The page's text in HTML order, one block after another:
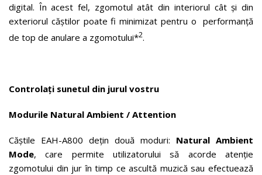
digital. În acest fel, zgomotul atât din interiorul cât și din
exteriorul căștilor poate fi minimizat pentru o performanță
de top de anulare a zgomotului*2.
Controlați sunetul din jurul vostru
Modurile Natural Ambient / Attention
Căștile EAH-A800 dețin două moduri: Natural Ambient
Mode, care permite utilizatorului să acorde atenție
zgomotului din jur în timp ce ascultă muzică sau efectuează